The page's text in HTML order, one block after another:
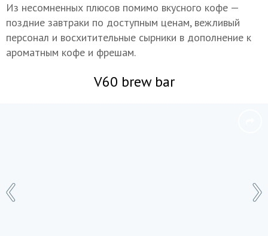
Из несомненных плюсов помимо вкусного кофе —
поздние завтраки по доступным ценам, вежливый
персонал и восхитительные сырники в дополнение к
ароматным кофе и фрешам.
V60 brew bar